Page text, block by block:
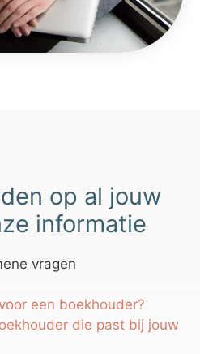
op al jouw
informatie
vragen
een boekhouder?
die past bij jouw